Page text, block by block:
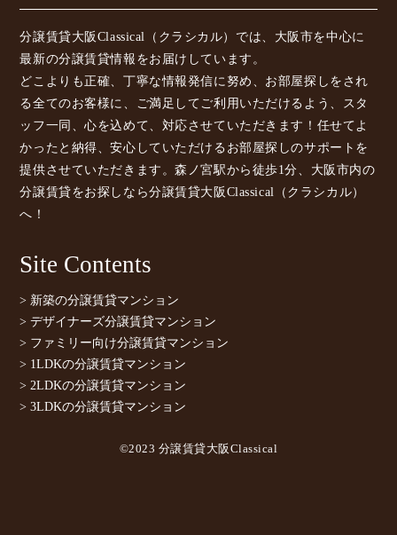
分譲賃貸大阪Classical（クラシカル）では、大阪市を中心に
最新の分譲賃貸情報をお届けしています。
どこよりも正確、丁寧な情報発信に努め、お部屋探しをされ
る全てのお客様に、ご満足してご利用いただけるよう、スタ
ッフ一同、心を込めて、対応させていただきます！任せてよ
かったと納得、安心していただけるお部屋探しのサポートを
提供させていただきます。森ノ宮駅から徒歩1分、大阪市内の
分譲賃貸をお探しなら分譲賃貸大阪Classical（クラシカル）
へ！
Site Contents
> 新築の分譲賃貸マンション
> デザイナーズ分譲賃貸マンション
> ファミリー向け分譲賃貸マンション
> 1LDKの分譲賃貸マンション
> 2LDKの分譲賃貸マンション
> 3LDKの分譲賃貸マンション
©2023 分譲賃貸大阪Classical